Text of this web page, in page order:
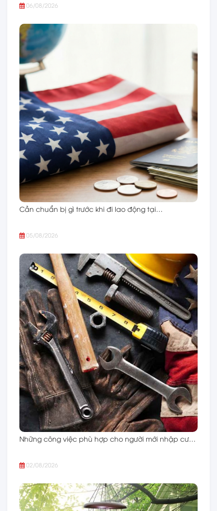
06/08/2026
Cần chuẩn bị gì trước khi đi lao động tại…
05/08/2026
Những công việc phù hợp cho người mới nhập cư…
02/08/2026